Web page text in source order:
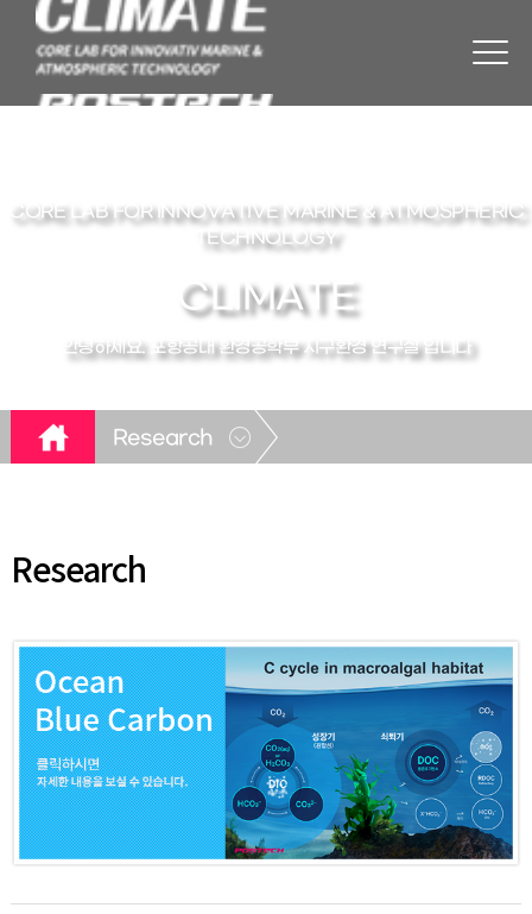
CORE LAB FOR INNOVATIVE MARINE & ATMOSPHERIC
TECHNOLOGY
CLIMATE
안녕하세요. 포항공대 환경공학부 지구환경 연구실 입니다
Research
Research